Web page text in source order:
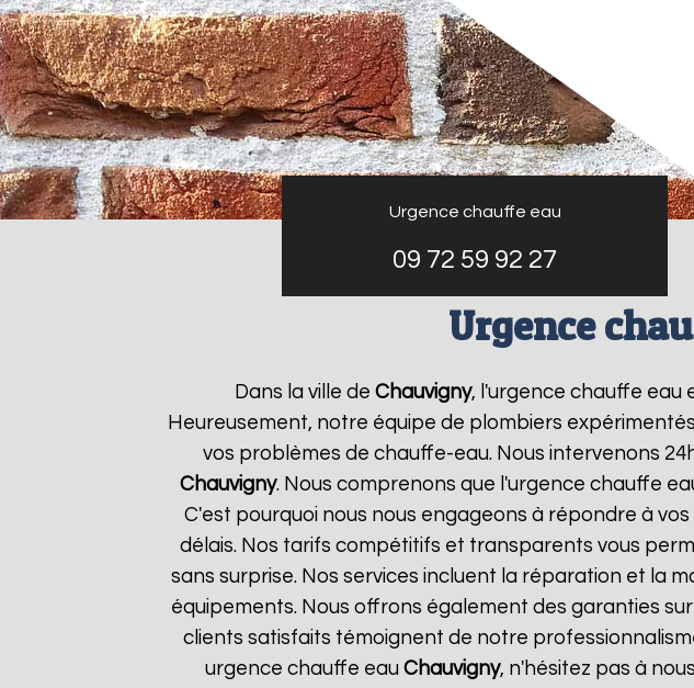
Urgence chauffe eau
09 72 59 92 27
Urgence
Dans la ville de Chauvigny, l'urgence chauffe eau
Heureusement, notre équipe de plombiers
vos problèmes de chauffe-eau. Nous intervenons
Chauvigny. Nous comprenons que l'urgence chauffe
C'est pourquoi nous nous engageons à répondre à
délais. Nos tarifs compétitifs et transparents vous
sans surprise. Nos services incluent la réparation et la
équipements. Nous offrons également des garanties
clients satisfaits témoignent de notre
urgence chauffe eau Chauvigny, n'hésitez pas à